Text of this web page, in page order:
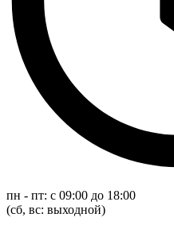
пн - пт: с 09:00 до 18:00
(cб, вс: выходной)